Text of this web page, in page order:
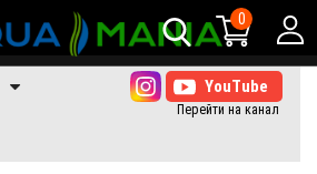
0
+38 (066) 61-77-+38 (073) 61-77-
167